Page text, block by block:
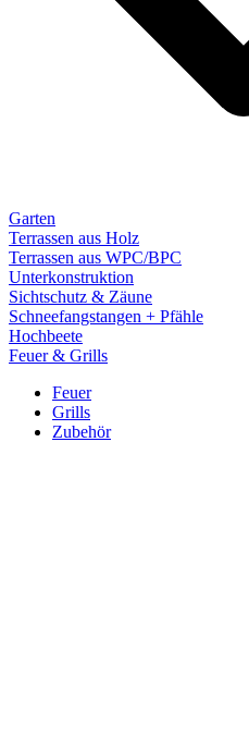
Garten
Terrassen aus Holz
Terrassen aus WPC/BPC
Unterkonstruktion
Sichtschutz & Zäune
Schneefangstangen + Pfähle
Hochbeete
Feuer & Grills
Feuer
Grills
Zubehör